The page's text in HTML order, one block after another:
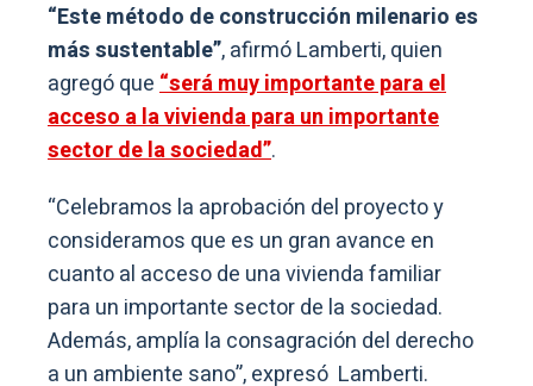
“Este método de construcción milenario es
más sustentable”, afirmó Lamberti, quien
agregó que“será muy importante para el
acceso a la vivienda para un importante
sector de la sociedad”.
“Celebramos la aprobación del proyecto y
consideramos que es un gran avance en
cuanto al acceso de una vivienda familiar
para un importante sector de la sociedad.
Además, amplía la consagración del derecho
a un ambiente sano”, expresó Lamberti.